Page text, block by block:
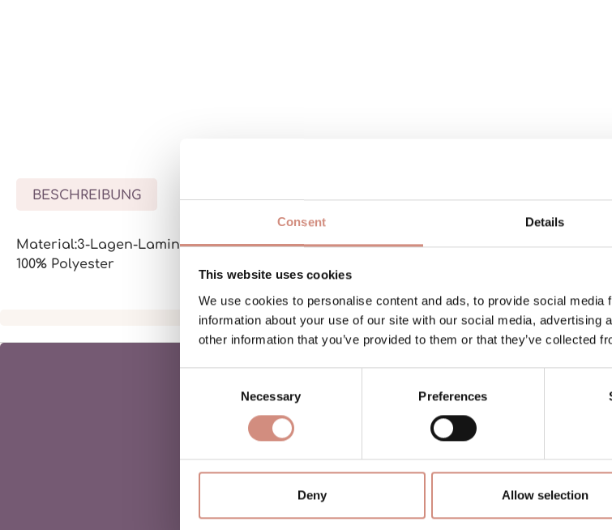
Consent Details
This website uses cookies
We use cookies to personalise content and ads, to provide social
information about your use of our site with our social media, advertising
other information that you’ve provided to them or that they’ve collected
Necessary Preferences
Deny Allow selection
BESCHREIBUNG
Material:3-Lagen-Laminat mit wasserdichter Membran Wassersäule 10.000 mm 1. Lage:
100% Polyester
NEWSLETTER
Du liebst Babytragen genauso sehr wie wir?
Finde hier Inspiration für deinen Mama-Lifestyle!